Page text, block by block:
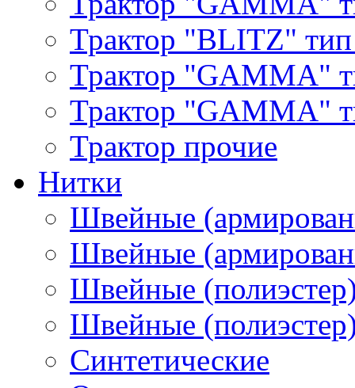
Трактор "BLITZ"
Трактор "GAMMA"
Трактор "GAMMA"
Трактор прочие
Нитки
Швейные
Швейные
Швейные
Швейные
Синтетические